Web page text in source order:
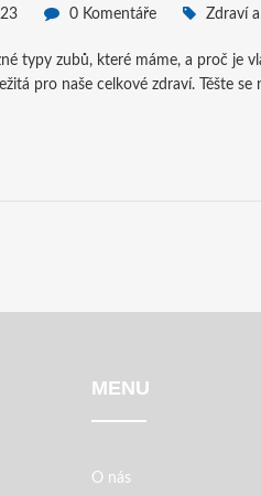
0 Komentáře Zdraví
typy zubů, které máme, a proč je
pro naše celkové zdraví. Těšte
MENU
O nás